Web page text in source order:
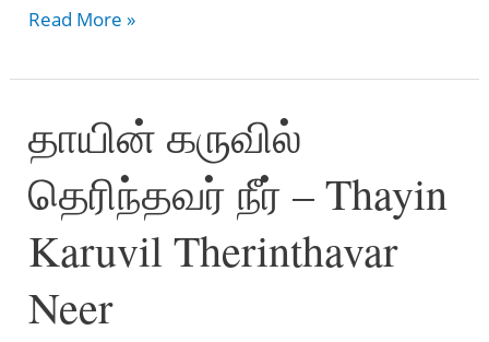
என்
அழகுள்ளவர்
En
Nesar
Azhagullavar
Read More »
தாயின் கருவில்
தெரிந்தவர் நீர் – Thayin
Karuvil Therinthavar
Neer